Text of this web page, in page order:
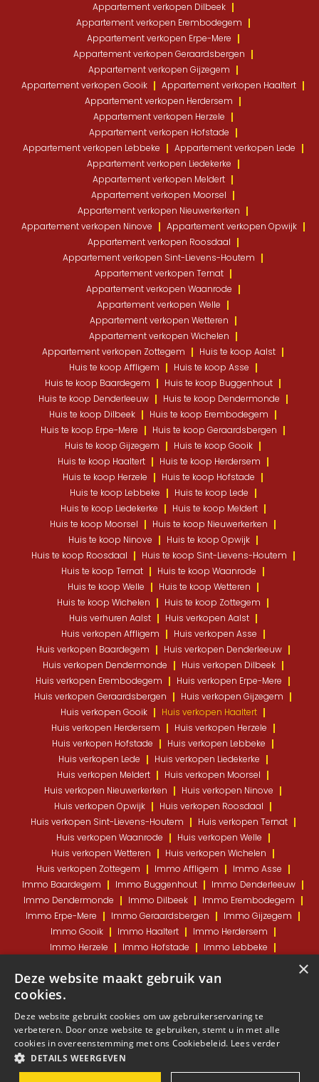
Appartement verkopen Dilbeek
Appartement verkopen Erembodegem
Appartement verkopen Erpe-Mere
Appartement verkopen Geraardsbergen
Appartement verkopen Gijzegem
Appartement verkopen Gooik
Appartement verkopen Haaltert
Appartement verkopen Herdersem
Appartement verkopen Herzele
Appartement verkopen Hofstade
Appartement verkopen Lebbeke
Appartement verkopen Lede
Appartement verkopen Liedekerke
Appartement verkopen Meldert
Appartement verkopen Moorsel
Appartement verkopen Nieuwerkerken
Appartement verkopen Ninove
Appartement verkopen Opwijk
Appartement verkopen Roosdaal
Appartement verkopen Sint-Lievens-Houtem
Appartement verkopen Ternat
Appartement verkopen Waanrode
Appartement verkopen Welle
Appartement verkopen Wetteren
Appartement verkopen Wichelen
Appartement verkopen Zottegem
Huis te koop Aalst
Huis te koop Affligem
Huis te koop Asse
Huis te koop Baardegem
Huis te koop Buggenhout
Huis te koop Denderleeuw
Huis te koop Dendermonde
Huis te koop Dilbeek
Huis te koop Erembodegem
Huis te koop Erpe-Mere
Huis te koop Geraardsbergen
Huis te koop Gijzegem
Huis te koop Gooik
Huis te koop Haaltert
Huis te koop Herdersem
Huis te koop Herzele
Huis te koop Hofstade
Huis te koop Lebbeke
Huis te koop Lede
Huis te koop Liedekerke
Huis te koop Meldert
Huis te koop Moorsel
Huis te koop Nieuwerkerken
Huis te koop Ninove
Huis te koop Opwijk
Huis te koop Roosdaal
Huis te koop Sint-Lievens-Houtem
Huis te koop Ternat
Huis te koop Waanrode
Huis te koop Welle
Huis te koop Wetteren
Huis te koop Wichelen
Huis te koop Zottegem
Huis verhuren Aalst
Huis verkopen Aalst
Huis verkopen Affligem
Huis verkopen Asse
Huis verkopen Baardegem
Huis verkopen Denderleeuw
Huis verkopen Dendermonde
Huis verkopen Dilbeek
Huis verkopen Erembodegem
Huis verkopen Erpe-Mere
Huis verkopen Geraardsbergen
Huis verkopen Gijzegem
Huis verkopen Gooik
Huis verkopen Haaltert
Huis verkopen Herdersem
Huis verkopen Herzele
Huis verkopen Hofstade
Huis verkopen Lebbeke
Huis verkopen Lede
Huis verkopen Liedekerke
Huis verkopen Meldert
Huis verkopen Moorsel
Huis verkopen Nieuwerkerken
Huis verkopen Ninove
Huis verkopen Opwijk
Huis verkopen Roosdaal
Huis verkopen Sint-Lievens-Houtem
Huis verkopen Ternat
Huis verkopen Waanrode
Huis verkopen Welle
Huis verkopen Wetteren
Huis verkopen Wichelen
Huis verkopen Zottegem
Immo Affligem
Immo Asse
Immo Baardegem
Immo Buggenhout
Immo Denderleeuw
Immo Dendermonde
Immo Dilbeek
Immo Erembodegem
Immo Erpe-Mere
Immo Geraardsbergen
Immo Gijzegem
Immo Gooik
Immo Haaltert
Immo Herdersem
Immo Herzele
Immo Hofstade
Immo Lebbeke
Immo Moorsel
Immo Nieuwerkerken
Immo Ninove
Immo Opwijk
Immo Wetteren
Immo Wichelen Immo Zottegem
×
Deze website maakt gebruik van
cookies.
Deze website gebruikt cookies om uw gebruikerservaring te
verbeteren. Door onze website te gebruiken, stemt u in met alle
cookies in overeenstemming met ons Cookiebeleid. Lees verder
DETAILS WEERGEVEN